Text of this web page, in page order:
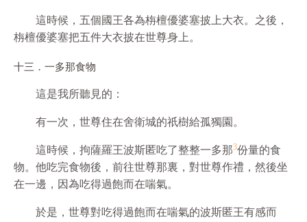
這時候，五個國王各為栴檀優婆塞披上大衣。之後，
栴檀優婆塞把五件大衣披在世尊身上。
十三．一多那食物
這是我所聽見的：
有一次，世尊住在舍衛城的祇樹給孤獨園。
這時候，拘薩羅王波斯匿吃了整整一多那3份量的食
物。他吃完食物後，前往世尊那裏，對世尊作禮，然後坐
在一邊，因為吃得過飽而在喘氣。
於是，世尊對吃得過飽而在喘氣的波斯匿王有感而